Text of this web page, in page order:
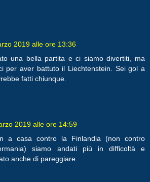
2019 alle ore 13:36
una bella partita e ci siamo divertiti, ma
per aver battuto il Liechtenstein. Sei gol a
fatti chiunque.
2019 alle ore 14:59
a casa contro la Finlandia (non contro
siamo andati più in difficoltà e
anche di pareggiare.